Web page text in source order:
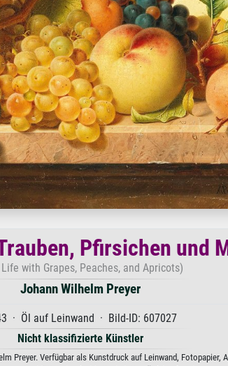
Pfirsichen und
with Grapes, Peaches, and Apricots)
Johann Wilhelm Preyer
· Öl auf Leinwand · Bild-ID: 607027
Nicht klassifizierte Künstler
Preyer. Verfügbar als Kunstdruck auf Leinwand, Fotopapier,